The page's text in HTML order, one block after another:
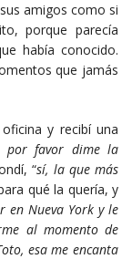
amigos como si
porque parecía
había conocido.
que jamás
y recibí una
por favor dime la
“sí, la que más
qué la quería, y
en Nueva York y le
al momento de
esa me encanta